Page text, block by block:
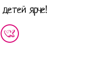
ярче!